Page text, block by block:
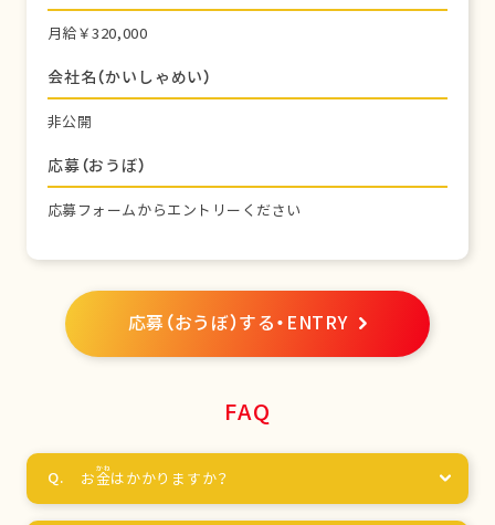
月給￥320,000
会社名（かいしゃめい）
非公開
応募（おうぼ）
応募フォームからエントリーください
応募（おうぼ）する・ENTRY
FAQ
お金はかかりますか？